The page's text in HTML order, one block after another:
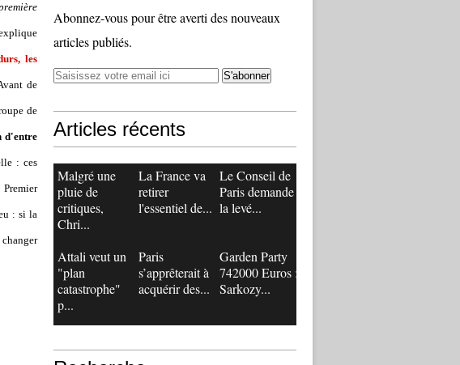
les
de
de
d'entre
: ces
: si la
Abonnez-vous pour être averti des nouveaux
articles publiés.
Articles récents
Malgré une
pluie de
critiques,
Chri...
La France va
retirer
l'essentiel de...
Le Conseil de
Paris demande
la levé...
Attali veut un
"plan
catastrophe"
p...
Paris
s’apprêterait à
acquérir des...
Garden Party
742000 Euros :
Sarkozy...